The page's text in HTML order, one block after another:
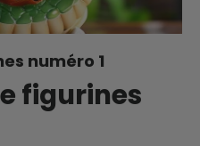
numéro 1
figurines